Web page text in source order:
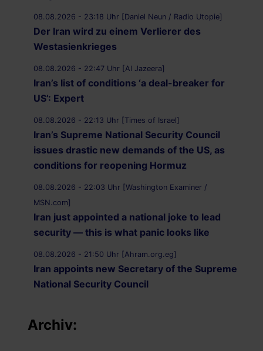
08.08.2026 - 23:18 Uhr [Daniel Neun / Radio Utopie]
Der Iran wird zu einem Verlierer des
Westasienkrieges
08.08.2026 - 22:47 Uhr [Al Jazeera]
Iran’s list of conditions ‘a deal-breaker for
US’: Expert
08.08.2026 - 22:13 Uhr [Times of Israel]
Iran’s Supreme National Security Council
issues drastic new demands of the US, as
conditions for reopening Hormuz
08.08.2026 - 22:03 Uhr [Washington Examiner /
MSN.com]
Iran just appointed a national joke to lead
security — this is what panic looks like
08.08.2026 - 21:50 Uhr [Ahram.org.eg]
Iran appoints new Secretary of the Supreme
National Security Council
Vessel struck off coast of Oman: UKMTO
Archiv: